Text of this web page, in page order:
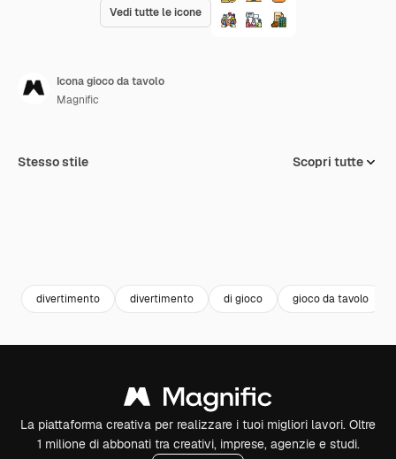
Vedi tutte le icone
Icona gioco da tavolo
Magnific
Stesso stile Scopri tutte
divertimento divertimento di gioco gioco da tavolo
La piattaforma creativa per realizzare i tuoi migliori lavori. Oltre
1 milione di abbonati tra creativi, imprese, agenzie e studi.